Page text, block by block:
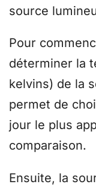
source
Pour
déterminer la
kelvins) de la
permet de
jour le plus
comparaison.
Ensuite, la